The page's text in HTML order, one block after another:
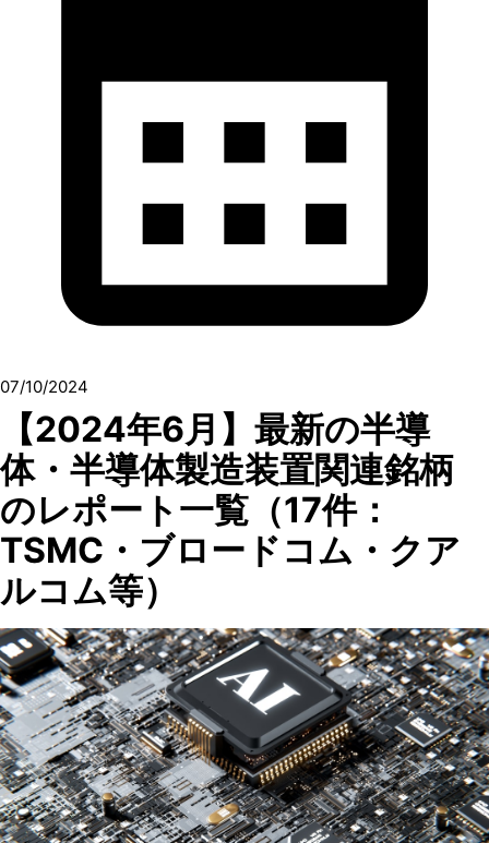
07/10/2024
【2024年6月】最新の半導
体・半導体製造装置関連銘柄
のレポート一覧（17件：
TSMC・ブロードコム・クア
ルコム等）